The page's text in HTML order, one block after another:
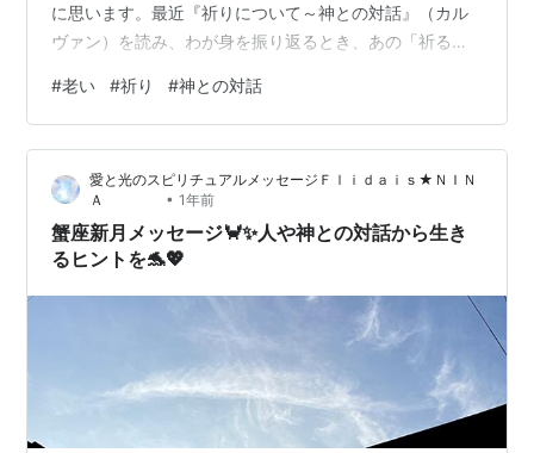
に思います。最近『祈りについて～神との対話』（カル
ヴァン）を読み、わが身を振り返るとき、あの「祈るこ
した。 カルヴァンは祈りは「神との対話」と言います。
私自身は、祈りは神との交わりと考えてきましたが、対
話とは考えてきませんでした。対話なら、人間同士が会
話するようなイメージがあります。自分の気持ちを積極
的に打ち明けるというイメージがあります。祈りは神と
の交わりと考えた私は、自分の願いを伝えることに終…
#老い #祈り #神との対話
愛と光のスピリチュアルメッセージＦｌｉｄａｉｓ★ＮＩＮ
Ａ
• 1年前
蟹座新月メッセージ🦀✨人や神との対話から生き
るヒントを🐬💖